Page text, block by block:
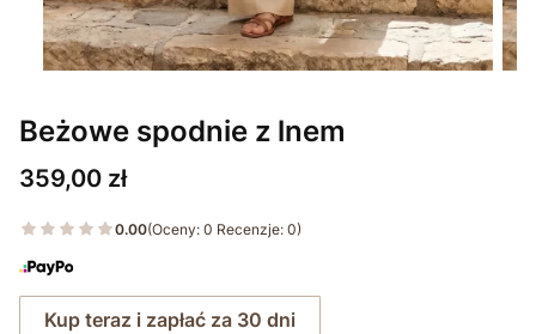
Beżowe spodnie z lnem
Cena
359,00 zł
0.00(Oceny: 0 Recenzje: 0)
Kup teraz i zapłać za 30 dni